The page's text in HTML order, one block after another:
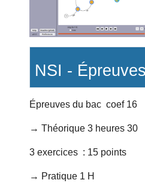
NSI -
Épreuves du bac coef 16
→ Théorique 3 heures 30
3 exercices : 15 points
→ Pratique 1 H